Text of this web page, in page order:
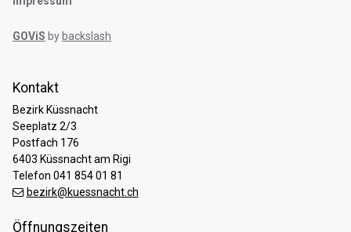
Kontakt
Bezirk Küssnacht
Seeplatz 2/3
Postfach 176
6403 Küssnacht am Rigi
Telefon 041 854 01 81
bezirk@kuessnacht.ch
Öffnungszeiten
GOViS by backslash